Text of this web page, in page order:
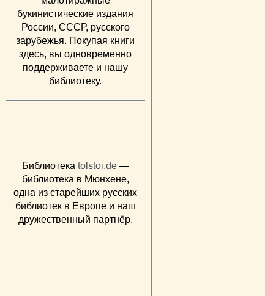
букинистические издания
России, СССР, русского
зарубежья. Покупая книги
здесь, вы одновременно
поддерживаете и нашу
библиотеку.
Библиотека tolstoi.de—
библиотека в Мюнхене,
одна из старейших русских
библиотек в Европе и наш
дружественный партнёр.